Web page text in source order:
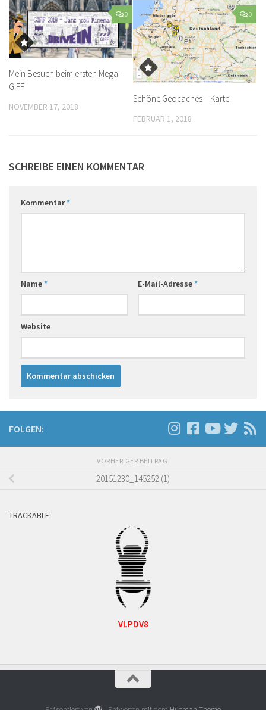
0
Mein Besuch beim ersten Mega-
GIFF
NOVEMBER 17, 2018
0
Schöne Geocaches – Karte
FEBRUAR 1, 2018
SCHREIBE EINEN KOMMENTAR
Kommentar*
Name* E-Mail-Adresse*
Website
FOLGEN:
VORHERIGER BEITRAG
20151230_145252 (1)
TRACKABLE:
VLPDV8